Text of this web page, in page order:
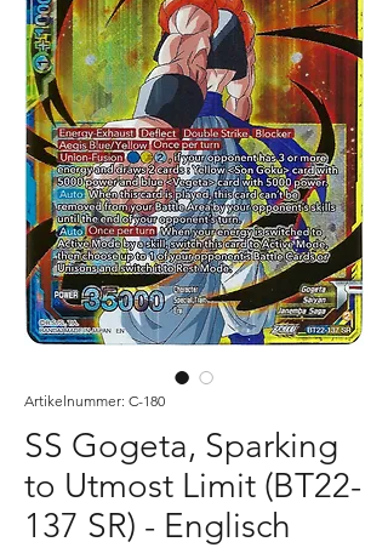
Artikelnummer: C-180
SS Gogeta, Sparking
to Utmost Limit (BT22-
137 SR) - Englisch